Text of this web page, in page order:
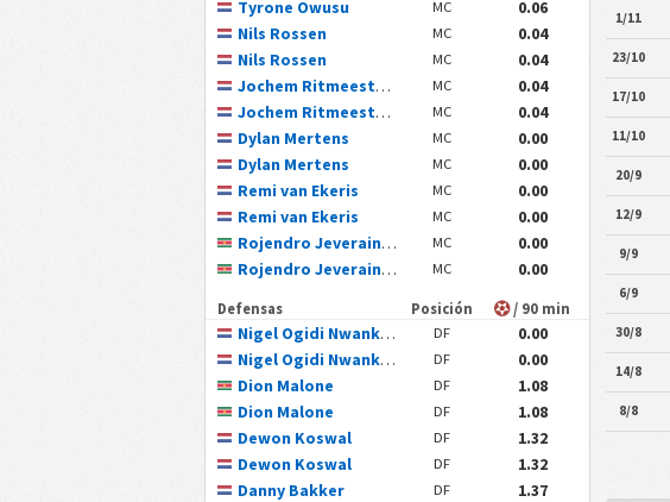
Tyrone Owusu
MC
0.06
Nils Rossen
MC
0.04
Nils Rossen
MC
0.04
Jochem Ritmeester van de Kamp
MC
0.04
Jochem Ritmeester van de Kamp
MC
0.04
Dylan Mertens
MC
0.00
Dylan Mertens
MC
0.00
Remi van Ekeris
MC
0.00
Remi van Ekeris
MC
0.00
Rojendro Jeveraino Oudsten
MC
0.00
Rojendro Jeveraino Oudsten
MC 0.00
Defensas Posición / 90 min
Nigel Ogidi Nwankwo DF
0.00
Nigel Ogidi Nwankwo
DF
0.00
Dion Malone
DF
1.08
Dion Malone
DF
1.08
Dewon Koswal
DF
1.32
Dewon Koswal
DF
1.32
Danny Bakker
DF
1.37
1/11
23/10
17/10
11/10
20/9
12/9
9/9
6/9
30/8
14/8
8/8